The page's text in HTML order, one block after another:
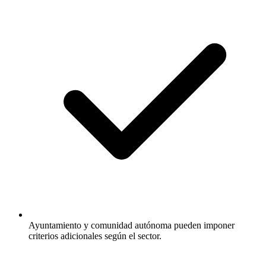
Ayuntamiento y comunidad autónoma pueden imponer
criterios adicionales según el sector.